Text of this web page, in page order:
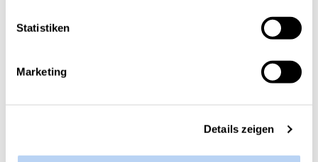
Statistiken
Marketing
Details zeigen
weitere moderne Büroflächen hinzu. Auf über 700
CoWorking-Bereiche, Office Space,
Konferenzraum für rund 40 Personen zur Verfügung